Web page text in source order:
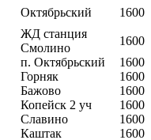
Октябрьский 1600
ЖД станция
Смолино
1600
п. Октябрьский
1600
Горняк
1600
Бажово
1600
Копейск 2 уч
1600
Славино
1600
Каштак
1600